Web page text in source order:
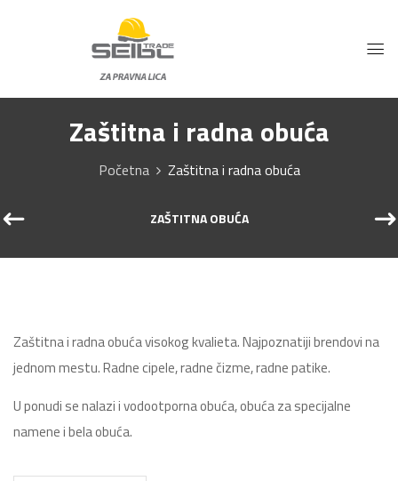
Zaštitna i radna obuća
Početna Zaštitna i radna obuća
ZAŠTITNA OBUĆA
Zaštitna i radna obuća visokog kvalieta. Najpoznatiji brendovi na
jednom mestu. Radne cipele, radne čizme, radne patike.
U ponudi se nalazi i vodootporna obuća, obuća za specijalne
namene i bela obuća.